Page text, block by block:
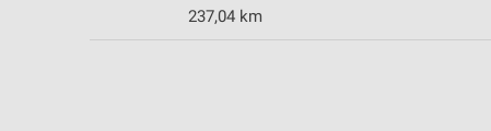
237,04 km
Erstellung von Profilen zur Personalisierung von Inhalten